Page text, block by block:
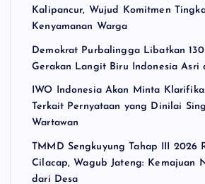
Kalipancur, Wujud Komitmen
Kenyamanan Warga
Demokrat Purbalingga Libatkan
Gerakan Langit Biru Indonesia Asri
IWO Indonesia Akan Minta
Terkait Pernyataan yang Dinilai
Wartawan
TMMD Sengkuyung Tahap III 2026
Cilacap, Wagub Jateng: Kemajuan
dari Desa